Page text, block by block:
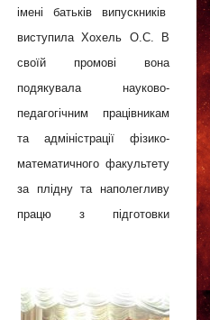
імені батьків випускників
виступила Хохель О.С. В
своїй промові вона
подякувала науково-
педагогічним працівникам
та адміністрації фізико-
математичного факультету
за плідну та наполегливу
працю з підготовки